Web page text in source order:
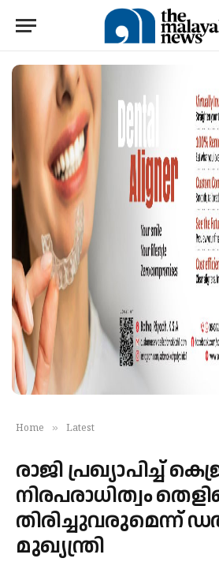
Home » Latest
രാജി പ്രഖ്യാപിച്ച്
നിരപരാധിത്വം
തിരിച്ചുവരുമെന്ന്
മുഖ്യന്ത്രി